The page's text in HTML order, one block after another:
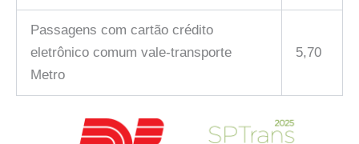
Passagens com cartão crédito
eletrônico comum vale-transporte
Metro
5,70